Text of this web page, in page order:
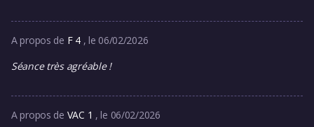
A propos de F 4 , le 06/02/2026
Séance très agréable !
A propos de VAC 1 , le 06/02/2026